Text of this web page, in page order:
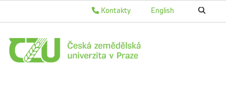
English
Kontakty